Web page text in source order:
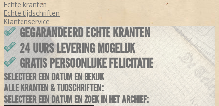
Echte kranten
Echte tijdschriften
Klantenservice
GEGARANDEERD ECHTE KRANTEN
24 UURS LEVERING MOGELIJK
GRATIS PERSOONLIJKE FELICITATIE
SELECTEER EEN DATUM EN BEKIJK
ALLE KRANTEN & TIJDSCHRIFTEN:
SELECTEER EEN DATUM EN ZOEK IN HET ARCHIEF: